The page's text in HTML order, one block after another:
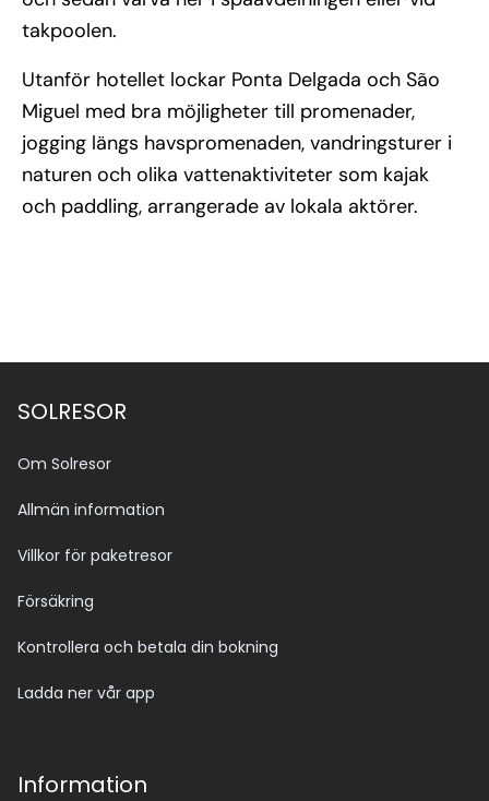
takpoolen.
Utanför hotellet lockar Ponta Delgada och São
Miguel med bra möjligheter till promenader,
jogging längs havspromenaden, vandringsturer i
naturen och olika vattenaktiviteter som kajak
och paddling, arrangerade av lokala aktörer.
SOLRESOR
Om Solresor
Allmän information
Villkor för paketresor
Försäkring
Kontrollera och betala din bokning
Ladda ner vår app
Information